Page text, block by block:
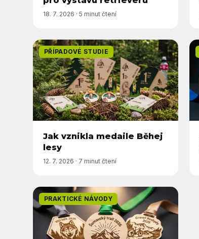
18. 7. 2026 · 5 minut čtení
PŘÍPADOVÉ STUDIE
Jak vznikla medaile Běhej
lesy
12. 7. 2026 · 7 minut čtení
PRAKTICKÉ NÁVODY